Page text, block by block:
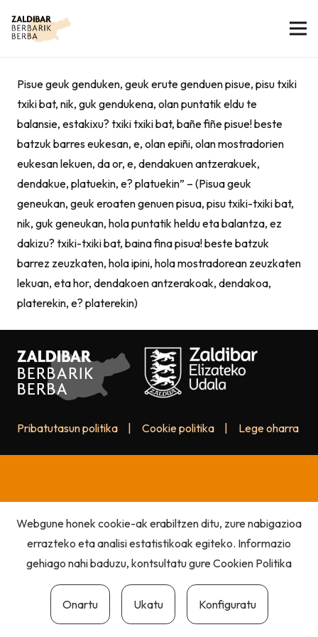
Pisue geuk genduken, geuk erute genduen pisue, pisu txiki
txiki bat, nik, guk gendukena, olan puntatik eldu te
balansie, estakixu? txiki txiki bat, bañe fiñe pisue! beste
batzuk barres eukesan, e, olan epiñi, olan mostradorien
eukesan lekuen, da or, e, dendakuen antzerakuek,
dendakue, platuekin, e? platuekin” – (Pisua geuk
geneukan, geuk eroaten genuen pisua, pisu txiki-txiki bat,
nik, guk geneukan, hola puntatik heldu eta balantza, ez
dakizu? txiki-txiki bat, baina fina pisua! beste batzuk
barrez zeuzkaten, hola ipini, hola mostradorean zeuzkaten
lekuan, eta hor, dendakoen antzerakoak, dendakoa,
platerekin, e? platerekin)
Pribatutasun politika Cookie politika Lege oharra
Webgune honek cookie-ak erabiltzen ditu, zure nabigazioa
errazteko eta analisi estatistikoak egiteko. Informazio
gehiago nahi baduzu, kontsultatu gureCookien Politika
Onartu Ukatu Konfiguratu